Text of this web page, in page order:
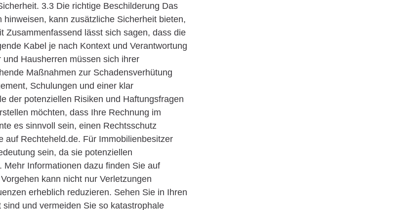
3.3 Die richtige Beschilderung Das
kann zusätzliche Sicherheit bieten,
Zusammenfassend lässt sich sagen, dass die
Kabel je nach Kontext und Verantwortung
Hausherren müssen sich ihrer
Maßnahmen zur Schadensverhütung
Schulungen und einer klar
der potenziellen Risiken und Haftungsfragen
möchten, dass Ihre Rechnung im
es sinnvoll sein, einen Rechtsschutz
auf Rechteheld.de. Für Immobilienbesitzer
sein, da sie potenziellen
Informationen dazu finden Sie auf
kann nicht nur Verletzungen
erheblich reduzieren. Sehen Sie in Ihren
und vermeiden Sie so katastrophale